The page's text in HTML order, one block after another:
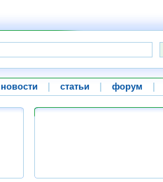
новости статьи форум